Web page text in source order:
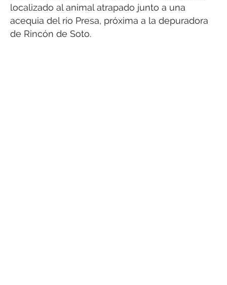
localizado al animal atrapado junto a una
acequia del río Presa, próxima a la depuradora
de Rincón de Soto.